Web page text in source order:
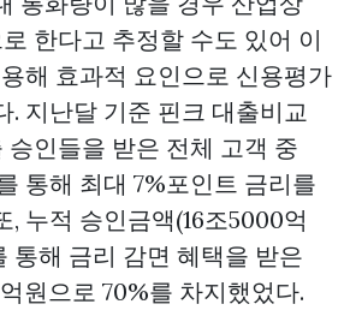
한다고 추정할 수도 있어 이
해 효과적 요인으로 신용평가
. 지난달 기준 핀크 대출비교
승인들을 받은 전체 고객 중
통해 최대 7%포인트 금리를
, 누적 승인금액(16조5000억
통해 금리 감면 혜택을 받은
원으로 70%를 차지했었다.